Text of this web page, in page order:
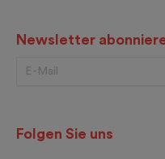
Newsletter
Folgen Sie uns